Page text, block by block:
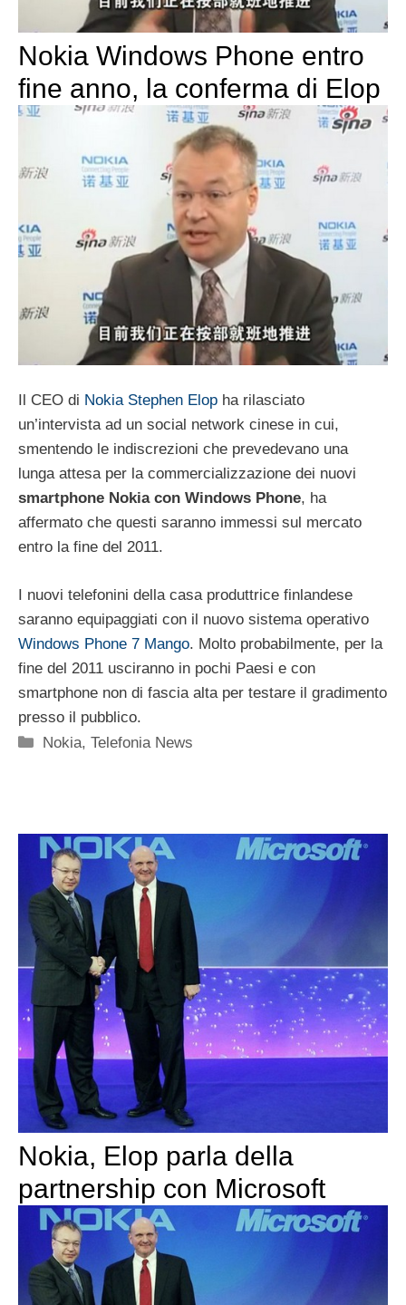
Nokia Windows Phone entro
fine anno, la conferma di Elop
Il CEO di Nokia Stephen Elop ha rilasciato
un’intervista ad un social network cinese in cui,
smentendo le indiscrezioni che prevedevano una
lunga attesa per la commercializzazione dei nuovi
smartphone Nokia con Windows Phone, ha
affermato che questi saranno immessi sul mercato
entro la fine del 2011.
I nuovi telefonini della casa produttrice finlandese
saranno equipaggiati con il nuovo sistema operativo
Windows Phone 7 Mango. Molto probabilmente, per la
fine del 2011 usciranno in pochi Paesi e con
smartphone non di fascia alta per testare il gradimento
presso il pubblico.
Categorie
Nokia,Telefonia News
Nokia, Elop parla della
partnership con Microsoft